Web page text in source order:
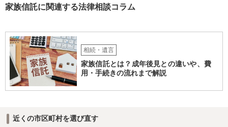
家族信託に関連する法律相談コラム
相続・遺言
家族信託とは？成年後見との違いや、費
用・手続きの流れまで解説
近くの市区町村を選び直す